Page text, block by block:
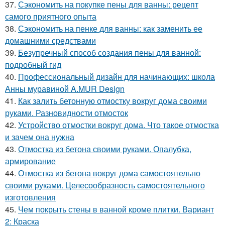
37. Сэкономить на покупке пены для ванны: рецепт
самого приятного опыта
38. Сэкономить на пенке для ванны: как заменить ее
домашними средствами
39. Безупречный способ создания пены для ванной:
подробный гид
40. Профессиональный дизайн для начинающих: школа
Анны муравиной A.MUR Design
41. Как залить бетонную отмостку вокруг дома своими
руками. Разновидности отмосток
42. Устройство отмостки вокруг дома. Что такое отмостка
и зачем она нужна
43. Отмостка из бетона своими руками. Опалубка,
армирование
44. Отмостка из бетона вокруг дома самостоятельно
своими руками. Целесообразность самостоятельного
изготовления
45. Чем покрыть стены в ванной кроме плитки. Вариант
2: Краска